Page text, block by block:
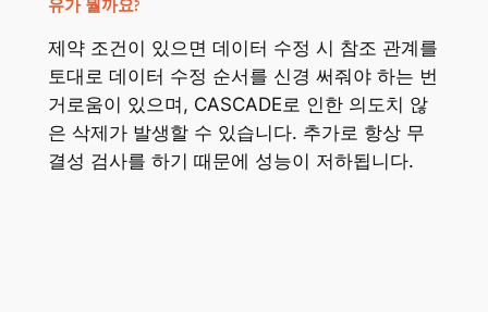
유가 뭘까요?
제약 조건이 있으면 데이터 수정 시 참조 관계를
토대로 데이터 수정 순서를 신경 써줘야 하는 번
거로움이 있으며, CASCADE로 인한 의도치 않
은 삭제가 발생할 수 있습니다. 추가로 항상 무
결성 검사를 하기 때문에 성능이 저하됩니다.